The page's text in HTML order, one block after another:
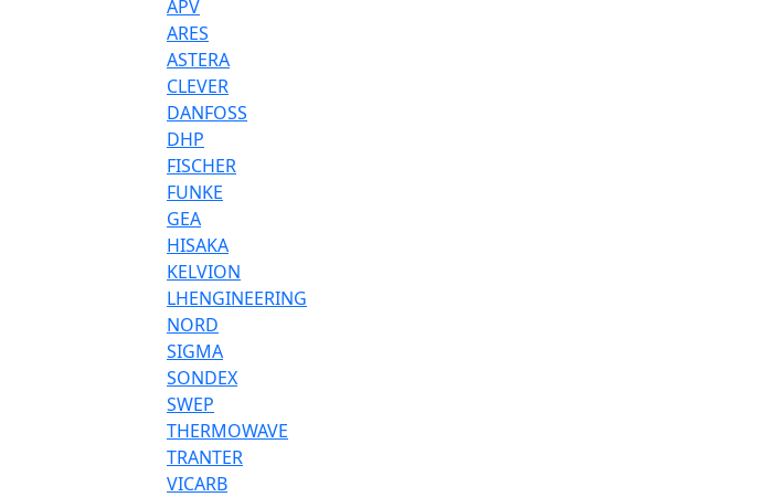
APV
ARES
ASTERA
CLEVER
DANFOSS
DHP
FISCHER
FUNKE
GEA
HISAKA
KELVION
LHENGINEERING
NORD
SIGMA
SONDEX
SWEP
THERMOWAVE
TRANTER
VICARB